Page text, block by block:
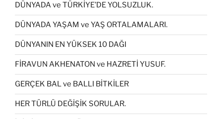
DÜNYADA ve TÜRKİYE’DE YOLSUZLUK.
DÜNYADA YAŞAM ve YAŞ ORTALAMALARI.
DÜNYANIN EN YÜKSEK 10 DAĞI
FİRAVUN AKHENATON ve HAZRETİ YUSUF.
GERÇEK BAL ve BALLI BİTKİLER
HER TÜRLÜ DEĞİŞİK SORULAR.